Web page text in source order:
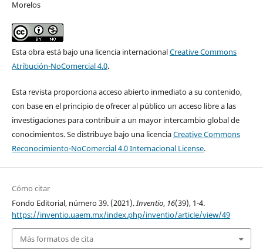
Morelos
Esta obra está bajo una licencia internacionalCreative Commons
Atribución-NoComercial 4.0.
Esta revista proporciona acceso abierto inmediato a su contenido,
con base en el principio de ofrecer al público un acceso libre a las
investigaciones para contribuir a un mayor intercambio global de
conocimientos. Se distribuye bajo una licenciaCreative Commons
Reconocimiento-NoComercial 4.0 Internacional License.
Cómo citar
Fondo Editorial, número 39. (2021).Inventio, 16(39), 1-4.
https://inventio.uaem.mx/index.php/inventio/article/view/49
Más formatos de cita